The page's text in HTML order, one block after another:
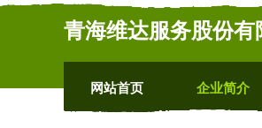
青海维达服务股份有
网站首页 企业简介